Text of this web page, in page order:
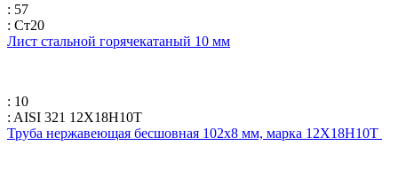
: 57
: Ст20
Лист стальной горячекатаный 10 мм
: 10
: AISI 321 12Х18Н10Т
Труба нержавеющая бесшовная 102х8 мм, марка 12Х18Н10Т